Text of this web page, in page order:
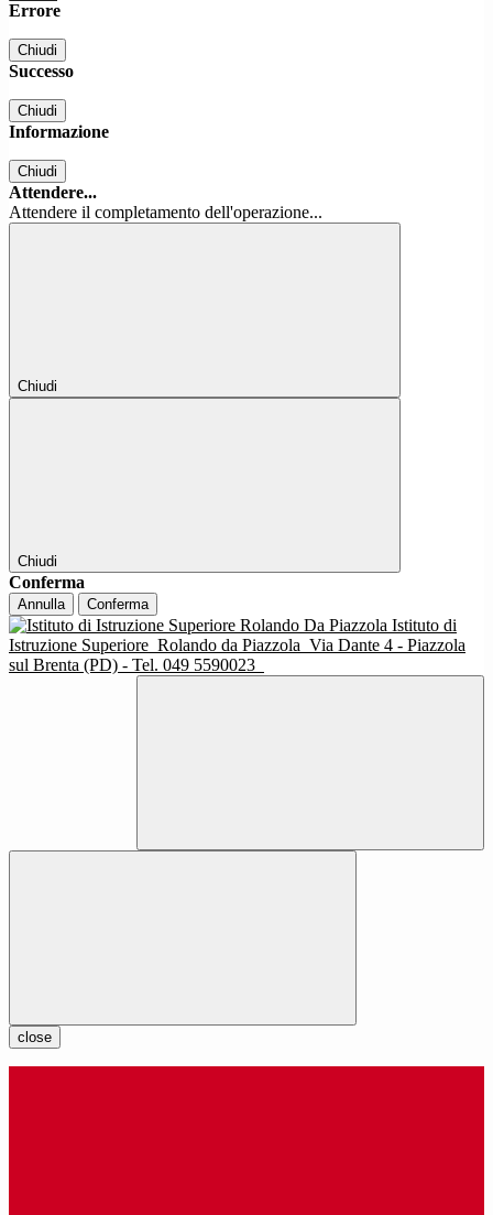
Errore
Chiudi
Successo
Chiudi
Informazione
Chiudi
Attendere...
Attendere il completamento dell'operazione...
Chiudi
Chiudi
Conferma
Annulla Conferma
Istituto di
Istruzione Superiore Rolando da Piazzola Via Dante 4 - Piazzola
sul Brenta (PD) - Tel. 049 5590023
close